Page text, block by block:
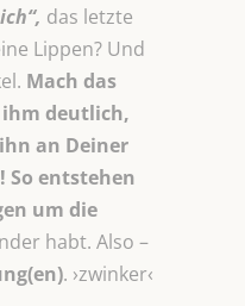
das letzte
Lippen? Und
Mach das
ihm deutlich,
an Deiner
So entstehen
um die
habt. Also –
. ›zwinker‹